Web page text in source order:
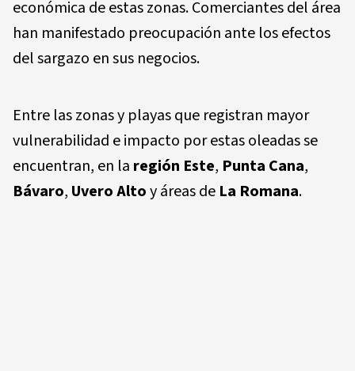
económica de estas zonas. Comerciantes del área
han manifestado preocupación ante los efectos
del sargazo en sus negocios.
Entre las zonas y playas que registran mayor
vulnerabilidad e impacto por estas oleadas se
encuentran, en la región Este, Punta Cana,
Bávaro, Uvero Altoy áreas de La Romana.